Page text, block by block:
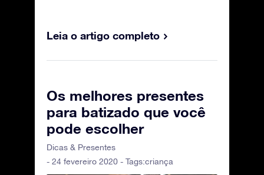
Leia o artigo completo
Os melhores presentes
para batizado que você
pode escolher
Dicas & Presentes
- 24 fevereiro 2020 - Tags:criança